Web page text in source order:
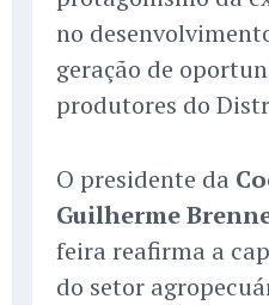
no
geração de
produtores do
O presidente da
Guilherme
feira reafirma a
do setor